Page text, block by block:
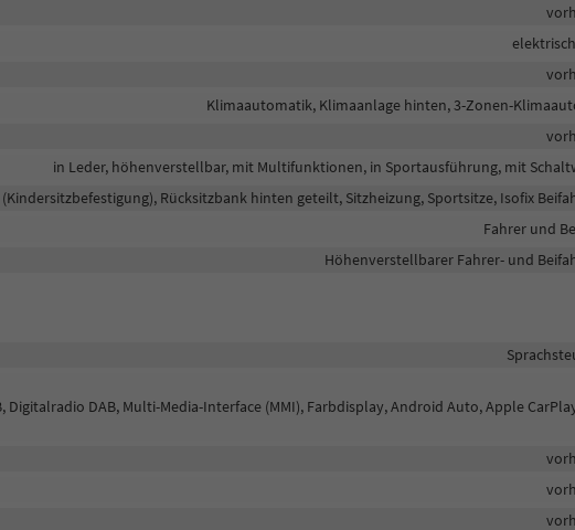
Klimaautomatik, Klimaanlage hinten, 3-Zonen-
in Leder, höhenverstellbar, mit Multifunktionen, in Sportausführung, mit
(Kindersitzbefestigung), Rücksitzbank hinten geteilt, Sitzheizung, Sportsitze, Isofix
Fahrer und
Höhenverstellbarer Fahrer- und
Digitalradio DAB, Multi-Media-Interface (MMI), Farbdisplay, Android Auto, Apple